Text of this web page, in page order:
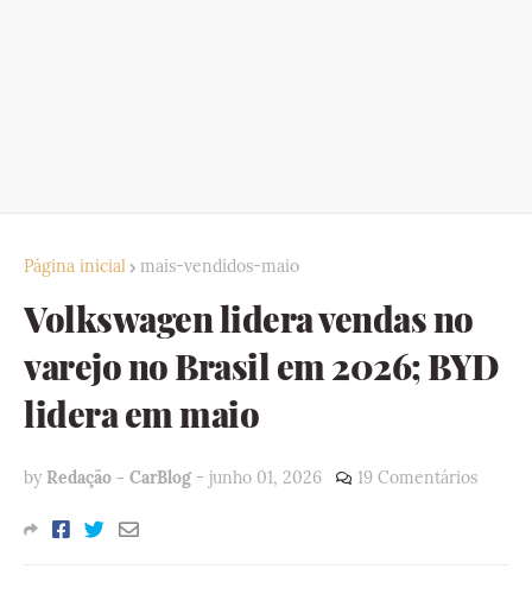
Página inicial mais-vendidos-maio
Volkswagen lidera vendas no
varejo no Brasil em 2026; BYD
lidera em maio
by Redação - CarBlog - junho 01, 2026 19 Comentários